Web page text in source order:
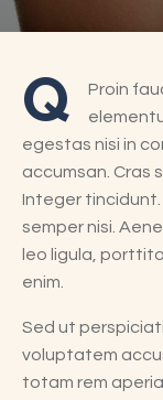
Q
Proin
egestas nisi in
accumsan. Cras
Integer tincidunt.
semper nisi.
leo ligula,
enim.
Sed ut
voluptatem
totam rem